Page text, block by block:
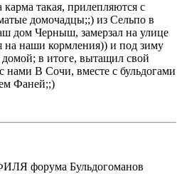
такая, прилепляются с
домочадцы;;) из Сельпо в
дом Черныш, замерзал на улице
на наши кормления)) и под зиму
домой; в итоге, вытащил свой
нами В Сочи, вместе с бульдогами
Фаней;;)
форума Бульдогоманов